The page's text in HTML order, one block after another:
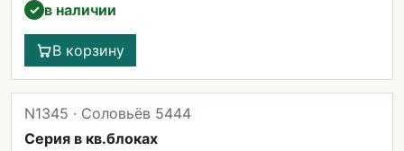
✓ в наличии
В корзину
N1345 · Соловьёв 5444
Серия в кв.блоках